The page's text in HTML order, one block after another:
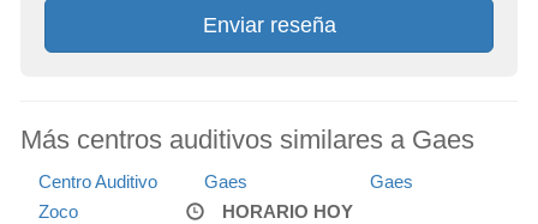
Enviar reseña
Más centros auditivos similares a Gaes
Centro Auditivo
Zoco
Gaes
Gaes
HORARIO HOY